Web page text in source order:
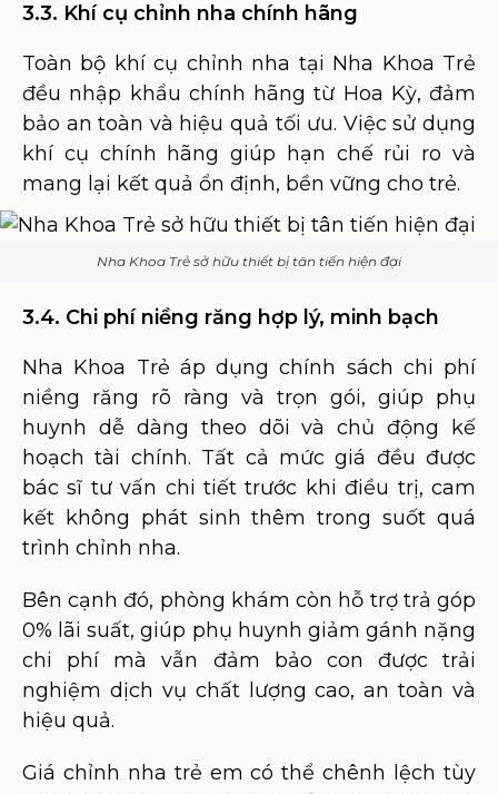
3.3. Khí cụ chỉnh nha chính hãng
Toàn bộ khí cụ chỉnh nha tại Nha Khoa Trẻ
đều nhập khẩu chính hãng từ Hoa Kỳ, đảm
bảo an toàn và hiệu quả tối ưu. Việc sử dụng
khí cụ chính hãng giúp hạn chế rủi ro và
mang lại kết quả ổn định, bền vững cho trẻ.
Nha Khoa Trẻ sở hữu thiết bị tân tiến hiện đại
3.4. Chi phí niềng răng hợp lý, minh bạch
Nha Khoa Trẻ áp dụng chính sách chi phí
niềng răng rõ ràng và trọn gói, giúp phụ
huynh dễ dàng theo dõi và chủ động kế
hoạch tài chính. Tất cả mức giá đều được
bác sĩ tư vấn chi tiết trước khi điều trị, cam
kết không phát sinh thêm trong suốt quá
trình chỉnh nha.
Bên cạnh đó, phòng khám còn hỗ trợ trả góp
0% lãi suất, giúp phụ huynh giảm gánh nặng
chi phí mà vẫn đảm bảo con được trải
nghiệm dịch vụ chất lượng cao, an toàn và
hiệu quả.
Giá chỉnh nha trẻ em có thể chênh lệch tùy